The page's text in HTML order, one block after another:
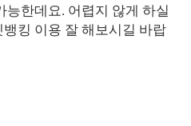
능한데요. 어렵지 않게 하실
킹 이용 잘 해보시길 바랍